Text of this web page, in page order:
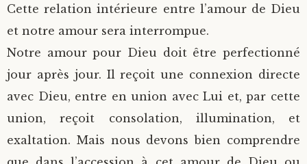
Cette relation intérieure entre l’amour de Dieu
et notre amour sera interrompue.
Notre amour pour Dieu doit être perfectionné
jour après jour. Il reçoit une connexion directe
avec Dieu, entre en union avec Lui et, par cette
union, reçoit consolation, illumination, et
exaltation. Mais nous devons bien comprendre